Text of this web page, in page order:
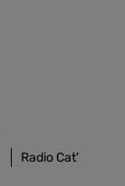
Radio Cat'